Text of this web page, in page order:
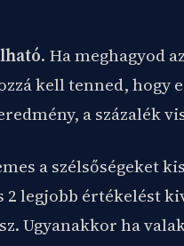
. Ha meghagyod
kell tenned, hogy
a százalék
a szélsőségeket
2 legjobb értékelést
Ugyanakkor ha